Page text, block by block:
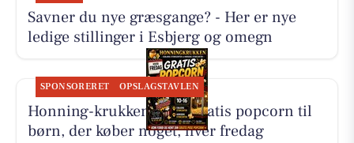
Savner du nye græsgange? - Her er nye
ledige stillinger i Esbjerg og omegn
SPONSORERET OPSLAGSTAVLEN
Honning-krukken giver gratis popcorn til
børn, der køber noget, hver fredag